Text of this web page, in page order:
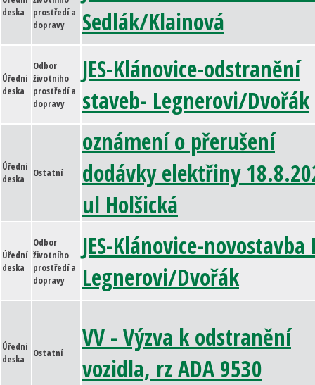
deska
prostředí a
dopravy
Sedlák/Klainová
Úřední
deska
Odbor
životního
prostředí a
dopravy
JES-Klánovice-odstranění
staveb- Legnerovi/Dvořák
Úřední
deska
Ostatní
oznámení o přerušení
dodávky elektřiny
ul Holšická
Úřední
deska
Odbor
životního
prostředí a
dopravy
JES-Klánovice-novostavba
Legnerovi/Dvořák
Úřední
deska
Ostatní
VV - Výzva k odstranění
vozidla, rz ADA 9530